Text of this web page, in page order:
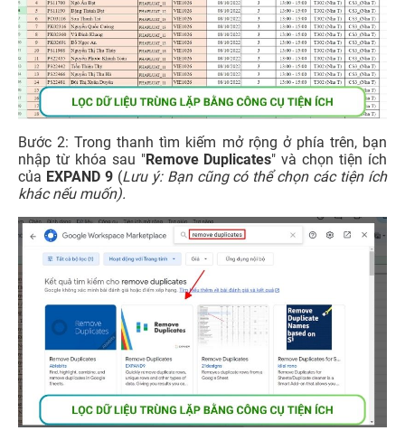
Bước 2: Trong thanh tìm kiếm mở rộng ở phía trên, bạn
nhập từ khóa sau "Remove Duplicates" và chọn tiện ích
của EXPAND 9(Lưu ý: Bạn cũng có thể chọn các tiện ích
khác nếu muốn).